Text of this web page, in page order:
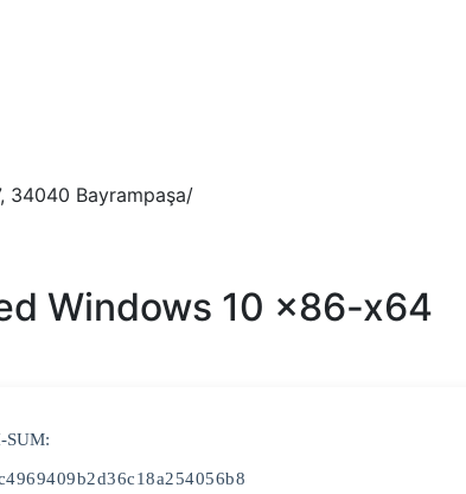
34040 Bayrampaşa/
Windows 10 x86-x64
SUM: